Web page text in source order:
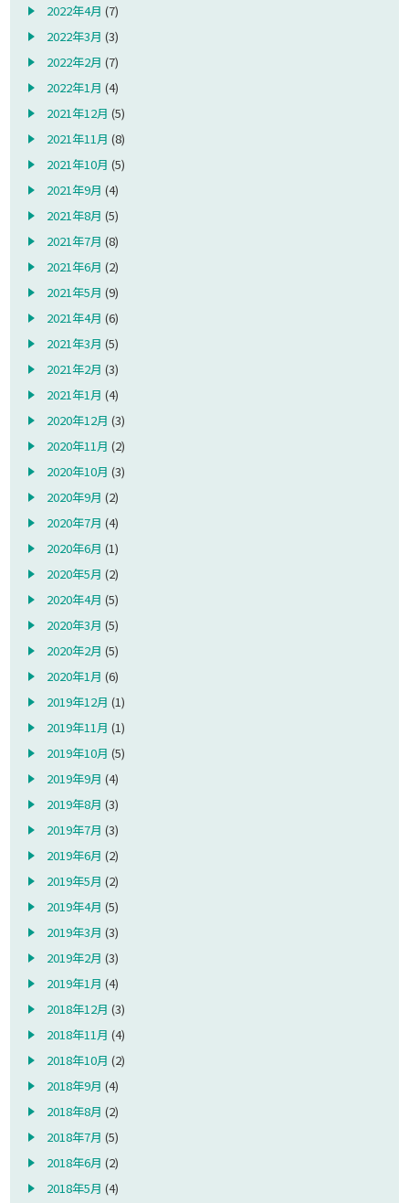
2022年4月 (7)
2022年3月 (3)
2022年2月 (7)
2022年1月 (4)
2021年12月 (5)
2021年11月 (8)
2021年10月 (5)
2021年9月 (4)
2021年8月 (5)
2021年7月 (8)
2021年6月 (2)
2021年5月 (9)
2021年4月 (6)
2021年3月 (5)
2021年2月 (3)
2021年1月 (4)
2020年12月 (3)
2020年11月 (2)
2020年10月 (3)
2020年9月 (2)
2020年7月 (4)
2020年6月 (1)
2020年5月 (2)
2020年4月 (5)
2020年3月 (5)
2020年2月 (5)
2020年1月 (6)
2019年12月 (1)
2019年11月 (1)
2019年10月 (5)
2019年9月 (4)
2019年8月 (3)
2019年7月 (3)
2019年6月 (2)
2019年5月 (2)
2019年4月 (5)
2019年3月 (3)
2019年2月 (3)
2019年1月 (4)
2018年12月 (3)
2018年11月 (4)
2018年10月 (2)
2018年9月 (4)
2018年8月 (2)
2018年7月 (5)
2018年6月 (2)
2018年5月 (4)